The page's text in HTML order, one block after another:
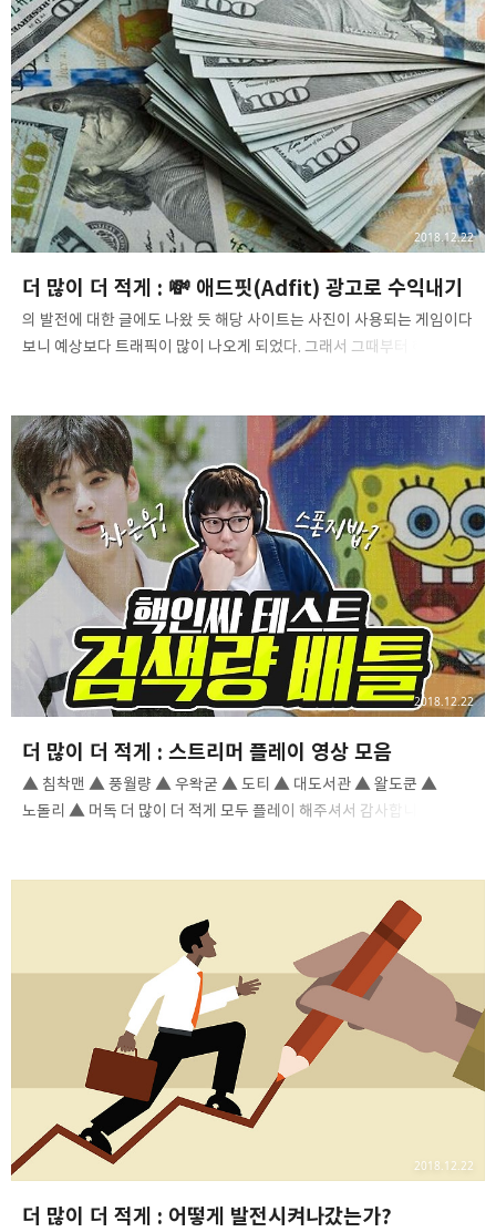
없다는것" 😂 Open API를 찾아나서는 여정 🛣 이전에도 정말 정말
간단한 백엔드를 구축해서 사용하거나, GraphCMS 같은 CMS를
사용해서더 많이 더 적게같은 프로젝트도 진행했다. 그마저 안되면
넷상에 공개된 API Open Api(혹은 Public Api)를 사용하곤 해왔다.
그런데 Open API를 찾는 것..
더 많이 더 적게 : 💸 애드핏(Adfit) 광고로 수익내기
2018.12.22
의 발전에 대한 글에도 나왔 듯 해당 사이트는 사진이 사용되는 게임이다
보니 예상보다 트래픽이 많이 나오게 되었다. 그래서 그때부터 해당
애드센스밖에 몰랐기 때문이다. 그래서 계정을 만들고 심사를 기다렸다.
하지만 며칠이 지나도록 사이트는 심사중이고, 서버비는 그 시간에도
계속 올라가는 데 정말 구글은 사람 피 말리게 하는 데 뭐가 있는 것 같다.
결국 구글 애드센스가 아닌 다른 광고 매체를 찾아야 했다. 그러다 찾은
게 바로 다음의 애드핏이었다. 심사는 이틀만에 승인 되었고 여차저차
조정을 거쳐 데스크탑에서 배너 광고 4개, 모바일에서 배너 광고 2개로
위치..
더 많이 더 적게 : 스트리머 플레이 영상 모음
2018.12.22
▲ 침착맨 ▲ 풍월량 ▲ 우왁굳 ▲ 도티 ▲ 대도서관 ▲ 왈도쿤 ▲
노돌리 ▲ 머독 더 많이 더 적게 모두 플레이 해주셔서 감사합니다!
더 많이 더 적게 : 어떻게 발전시켜나갔는가?
2018.12.22